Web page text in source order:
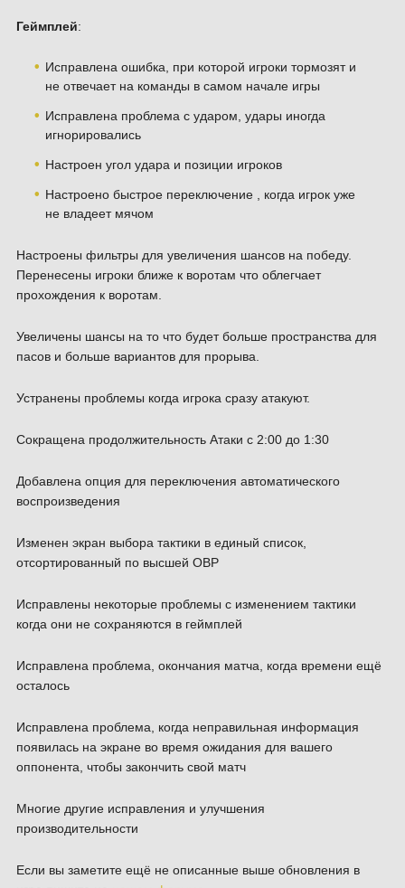
Геймплей:
Исправлена ошибка, при которой игроки тормозят и
не отвечает на команды в самом начале игры
Исправлена проблема с ударом, удары иногда
игнорировались
Настроен угол удара и позиции игроков
Настроено быстрое переключение , когда игрок уже
не владеет мячом
Настроены фильтры для увеличения шансов на победу.
Перенесены игроки ближе к воротам что облегчает
прохождения к воротам.
Увеличены шансы на то что будет больше пространства для
пасов и больше вариантов для прорыва.
Устранены проблемы когда игрока сразу атакуют.
Сокращена продолжительность Атаки с 2:00 до 1:30
Добавлена опция для переключения автоматического
воспроизведения
Изменен экран выбора тактики в единый список,
отсортированный по высшей ОВР
Исправлены некоторые проблемы с изменением тактики
когда они не сохраняются в геймплей
Исправлена проблема, окончания матча, когда времени ещё
осталось
Исправлена проблема, когда неправильная информация
появилась на экране во время ожидания для вашего
оппонента, чтобы закончить свой матч
Многие другие исправления и улучшения
производительности
Если вы заметите ещё не описанные выше обновления в